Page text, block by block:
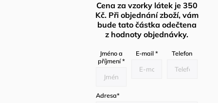
Cena za vzorky látek je 350
Kč. Při objednání zboží, vám
bude tato částka odečtena
z hodnoty objednávky.
Jméno a
příjmení*
E-mail* Telefon
Adresa*